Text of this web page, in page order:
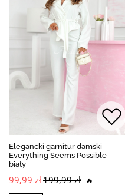
Elegancki garnitur damski
Everything Seems Possible
biały
99,99 zł199,99 zł 🔥